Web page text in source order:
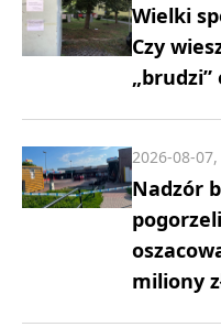
Wielki
Czy
Nadzór
miliony
2026-08-